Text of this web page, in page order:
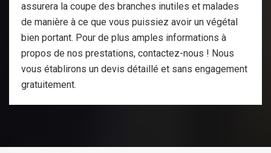
assurera la coupe des branches inutiles et malades
de manière à ce que vous puissiez avoir un végétal
bien portant. Pour de plus amples informations à
propos de nos prestations, contactez-nous ! Nous
vous établirons un devis détaillé et sans engagement
gratuitement.